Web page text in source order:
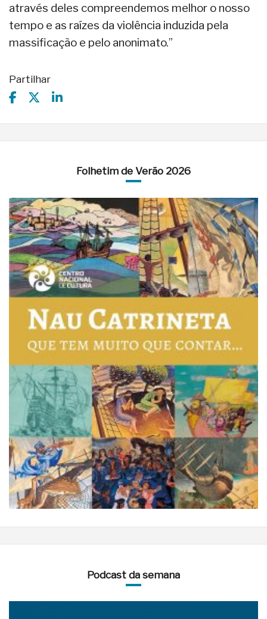
através deles compreendemos melhor o nosso
tempo e as raízes da violência induzida pela
massificação e pelo anonimato.”
Partilhar
Folhetim de Verão 2026
Podcast da semana